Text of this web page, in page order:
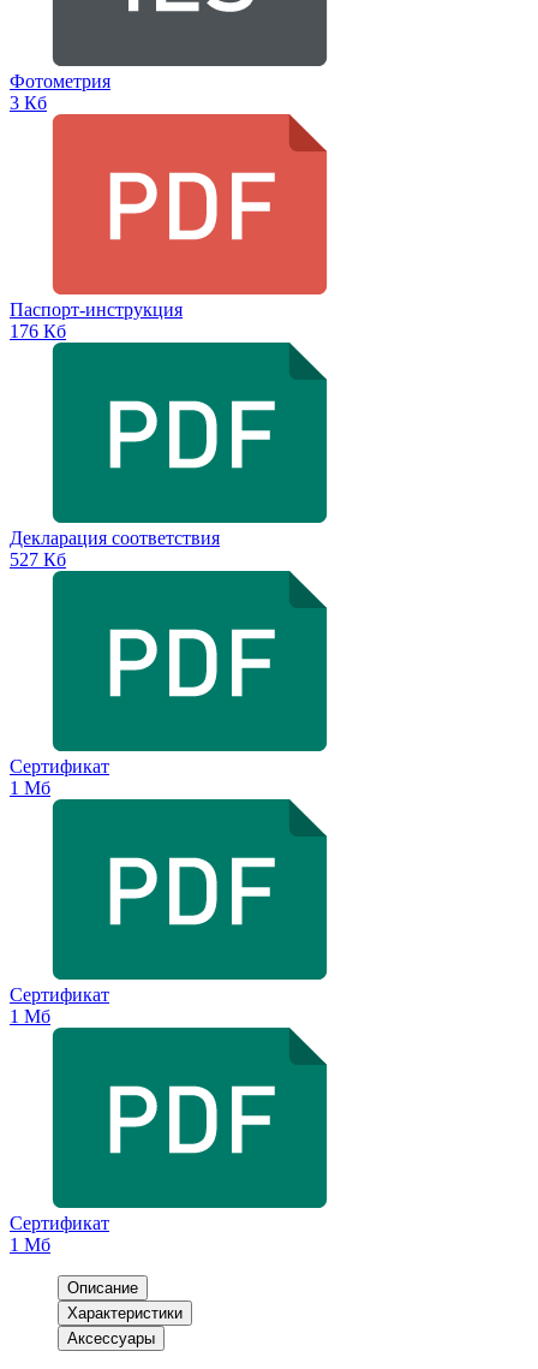
Фотометрия
3 Кб
Паспорт-инструкция
176 Кб
Декларация соответствия
527 Кб
Сертификат
1 Мб
Сертификат
1 Мб
Сертификат
1 Мб
Описание
Характеристики
Аксессуары